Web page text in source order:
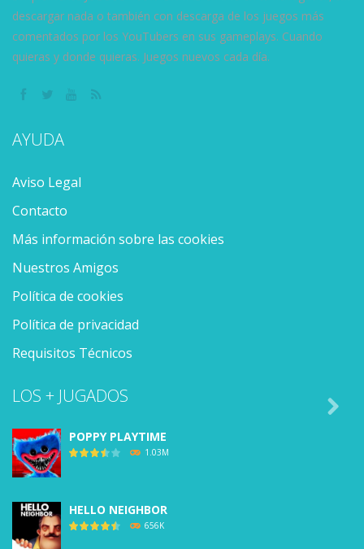
descargar nada o también con descarga de los juegos más
comentados por los YouTubers en sus gameplays. Cuando
quieras y donde quieras. Juegos nuevos cada día.
AYUDA
Aviso Legal
Contacto
Más información sobre las cookies
Nuestros Amigos
Política de cookies
Política de privacidad
Requisitos Técnicos
LOS + JUGADOS
POPPY PLAYTIME
1.03M
HELLO NEIGHBOR
656K
